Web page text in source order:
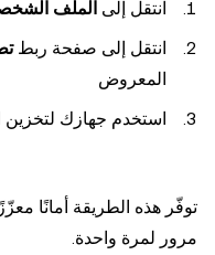
انتقل إلى الملف
انتقل إلى صفحة ربط
المعروض
استخدم جهازك لتخزين
توفّر هذه الطريقة أمانًا
مرور لمرة واحدة.